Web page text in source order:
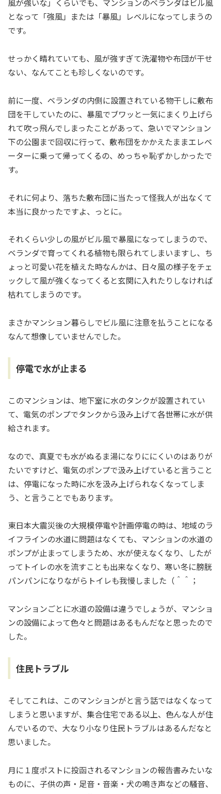
風が強いな」くらいでも、マンションのベランダはビル風
となって「強風」または「暴風」レベルになってしまうの
です。
せっかく晴れていても、風が強すぎて洗濯物や布団が干せ
ない、なんてことも珍しくないのです。
前に一度、ベランダの内側に設置されている物干しに敷布
団を干していたのに、暴風でブワッと一気にまくり上げら
れて吹っ飛んでしまったことがあって、急いでマンション
下の公園まで回収に行って、敷布団をかかえたままエレベ
ーターに乗って帰ってくるの、めっちゃ恥ずかしかったで
す。
それに何より、落ちた敷布団に当たって怪我人が出なくて
本当に良かったですよ、っとに。
それくらい少しの風がビル風で暴風になってしまうので、
ベランダで育ってくれる植物も限られてしまいますし、ち
ょっと可愛い花を植えた時なんかは、日々風の様子をチェ
ックして風が強くなってくると玄関に入れたりしなければ
枯れてしまうのです。
まさかマンション暮らしでビル風に注意を払うことになる
なんて想像していませんでした。
停電で水が止まる
このマンションは、地下室に水のタンクが設置されてい
て、電気のポンプでタンクから汲み上げて各世帯に水が供
給されます。
なので、真夏でも水がぬるま湯になりににくいのはありが
たいですけど、電気のポンプで汲み上げていると言うこと
は、停電になった時に水を汲み上げられなくなってしま
う、と言うことでもあります。
東日本大震災後の大規模停電や計画停電の時は、地域のラ
イフラインの水道に問題はなくても、マンションの水道の
ポンプが止まってしまうため、水が使えなくなり、したが
ってトイレの水を流すことも出来なくなり、寒い冬に膀胱
パンパンになりながらトイレも我慢しました（＾＾；
マンションごとに水道の設備は違うでしょうが、マンショ
ンの設備によって色々と問題はあるもんだなと思ったので
した。
住民トラブル
そしてこれは、このマンションがと言う話ではなくなって
しまうと思いますが、集合住宅である以上、色んな人が住
んでいるので、大なり小なり住民トラブルはあるんだなと
思いました。
月に１度ポストに投函されるマンションの報告書みたいな
ものに、子供の声・足音・音楽・犬の鳴き声などの騒音、